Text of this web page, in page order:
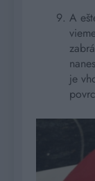
A
je